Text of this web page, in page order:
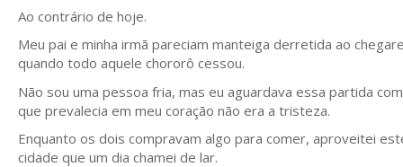
Ao contrário de hoje.
Meu pai e minha irmã pareciam manteiga derretida ao
quando todo aquele chororô cessou.
Não sou uma pessoa fria, mas eu aguardava essa partida
que prevalecia em meu coração não era a tristeza.
Enquanto os dois compravam algo para comer, aproveitei
cidade que um dia chamei de lar.